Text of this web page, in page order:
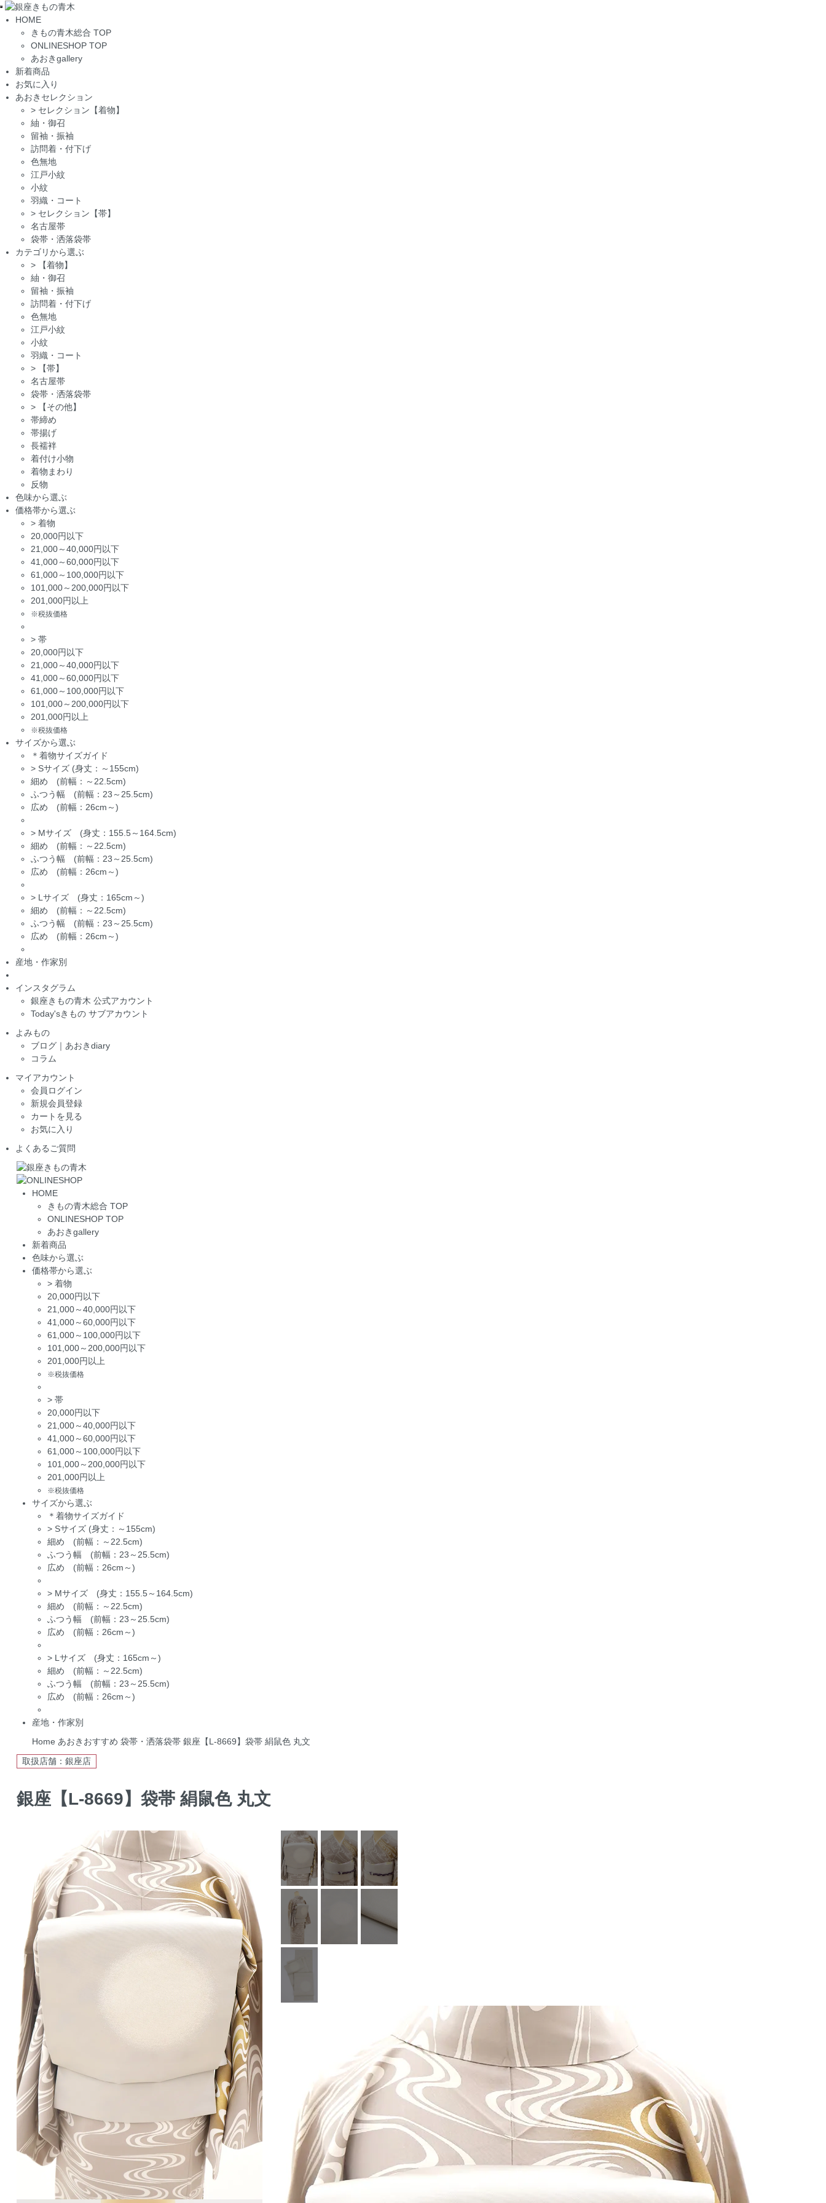
Toggle
navigation
HOME
きもの青木総合 TOP
ONLINESHOP TOP
あおきgallery
新着商品
お気に入り
あおきセレクション
> セレクション【着物】
紬・御召
留袖・振袖
訪問着・付下げ
色無地
江戸小紋
小紋
羽織・コート
> セレクション【帯】
名古屋帯
袋帯・洒落袋帯
カテゴリから選ぶ
>
【着物】
紬・御召
留袖・振袖
訪問着・付下げ
色無地
江戸小紋
小紋
羽織・コート
>
【帯】
名古屋帯
袋帯・洒落袋帯
>
【その他】
帯締め
帯揚げ
長襦袢
着付け小物
着物まわり
反物
色味から選ぶ
価格帯から選ぶ
> 着物
20,000円以下
21,000～40,000円以下
41,000～60,000円以下
61,000～100,000円以下
101,000～200,000円以下
201,000円以上
※税抜価格
> 帯
20,000円以下
21,000～40,000円以下
41,000～60,000円以下
61,000～100,000円以下
101,000～200,000円以下
201,000円以上
※税抜価格
サイズから選ぶ
＊着物サイズガイド
> Sサイズ (身丈：～155cm)
細め (前幅：～22.5cm)
ふつう幅 (前幅：23～25.5cm)
広め (前幅：26cm～)
> Mサイズ (身丈：155.5～164.5cm)
細め (前幅：～22.5cm)
ふつう幅 (前幅：23～25.5cm)
広め (前幅：26cm～)
> Lサイズ (身丈：165cm～)
細め (前幅：～22.5cm)
ふつう幅 (前幅：23～25.5cm)
広め (前幅：26cm～)
産地・作家別
インスタグラム
銀座きもの青木 公式アカウント
Today'sきもの サブアカウント
よみもの
ブログ｜あおきdiary
コラム
マイアカウント
会員ログイン
新規会員登録
カートを見る
お気に入り
よくあるご質問
HOME
きもの青木総合 TOP
ONLINESHOP TOP
あおきgallery
新着商品
色味から選ぶ
価格帯から選ぶ
> 着物
20,000円以下
21,000～40,000円以下
41,000～60,000円以下
61,000～100,000円以下
101,000～200,000円以下
201,000円以上
※税抜価格
> 帯
20,000円以下
21,000～40,000円以下
41,000～60,000円以下
61,000～100,000円以下
101,000～200,000円以下
201,000円以上
※税抜価格
サイズから選ぶ
＊着物サイズガイド
> Sサイズ (身丈：～155cm)
細め (前幅：～22.5cm)
ふつう幅 (前幅：23～25.5cm)
広め (前幅：26cm～)
> Mサイズ (身丈：155.5～164.5cm)
細め (前幅：～22.5cm)
ふつう幅 (前幅：23～25.5cm)
広め (前幅：26cm～)
> Lサイズ (身丈：165cm～)
細め (前幅：～22.5cm)
ふつう幅 (前幅：23～25.5cm)
広め (前幅：26cm～)
産地・作家別
Home あおきおすすめ 袋帯・洒落袋帯 銀座【L-8669】袋帯 絹鼠色 丸文
取扱店舗：銀座店
銀座【L-8669】袋帯 絹鼠色 丸文